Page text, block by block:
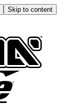
Skip to content